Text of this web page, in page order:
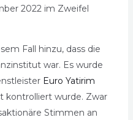
2022 im Zweifel
Fall hinzu, dass die
war. Es wurde
Euro Yatirim
kontrolliert wurde. Zwar
Stimmen an